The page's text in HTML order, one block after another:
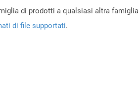
di prodotti a qualsiasi altra famiglia
di file supportati.